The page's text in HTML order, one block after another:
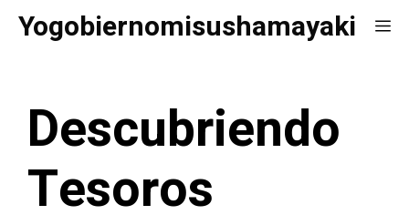
SaltarYogobiernomisushamayaki
Descubriendo
Tesoros